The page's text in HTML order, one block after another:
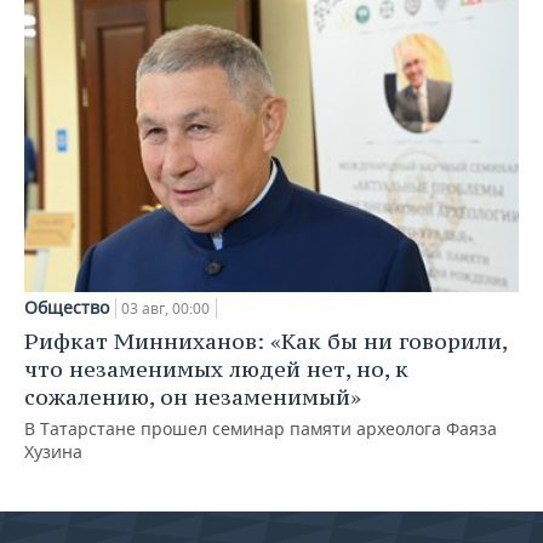
Общество 03 авг, 00:00
Рифкат Минниханов: «Как бы ни говорили,
что незаменимых людей нет, но, к
сожалению, он незаменимый»
В Татарстане прошел семинар памяти археолога Фаяза
Хузина